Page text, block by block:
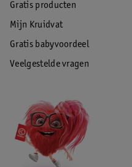
Gratis producten
Mijn Kruidvat
Gratis babyvoordeel
Veelgestelde vragen